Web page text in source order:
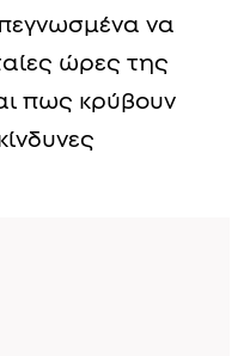
να
ώρες της
πως κρύβουν